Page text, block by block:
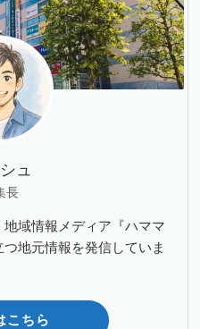
ュ
長
域情報メディア『ハママ
地元情報を発信していま
こちら